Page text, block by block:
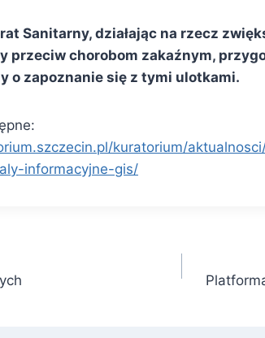
Sanitarny, działając na rzecz
przeciw chorobom zakaźnym,
o zapoznanie się z tymi ulotkami.
kuratorium/
informacyjne-gis/